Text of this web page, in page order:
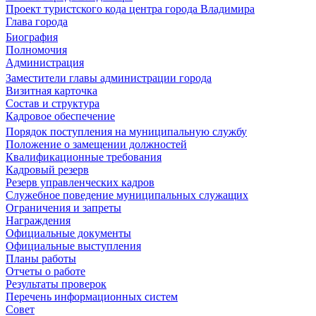
Проект туристского кода центра города Владимира
Глава города
Биография
Полномочия
Администрация
Заместители главы администрации города
Визитная карточка
Состав и структура
Кадровое обеспечение
Порядок поступления на муниципальную службу
Положение о замещении должностей
Квалификационные требования
Кадровый резерв
Резерв управленческих кадров
Служебное поведение муниципальных служащих
Ограничения и запреты
Награждения
Официальные документы
Официальные выступления
Планы работы
Отчеты о работе
Результаты проверок
Перечень информационных систем
Совет